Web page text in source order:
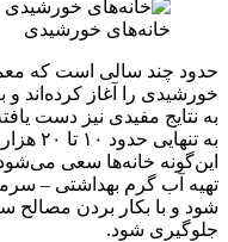
خورشیدی
سالی است که معماران
آغاز کرده‌اند و به دنبال
به تنهایی حدود ۱۰
خانه‌ها سعی می‌شود از
گرم بهداشتی – سرمایش و
بردن مصالح ساختمانی
شود.